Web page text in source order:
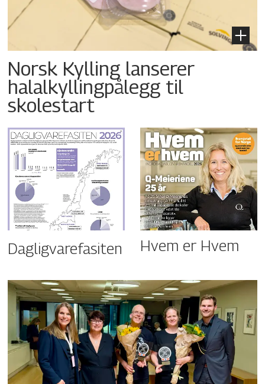
Norsk Kylling lanserer
halalkyllingpålegg til
skolestart
Dagligvarefasiten Hvem er Hvem